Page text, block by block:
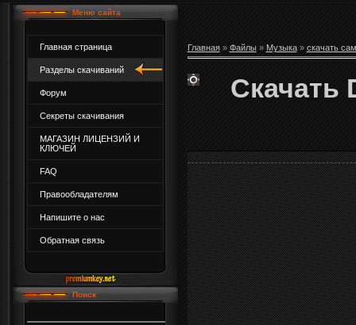
Меню сайта
Главная страница
Разделы скачиваний
Форум
Секреты скачивания
МАГАЗИН ЛИЦЕНЗИЙ И
КЛЮЧЕЙ
FAQ
Правообладателям
Напишите о нас
Обратная связь
Поиск
Главная» Файлы» Музыка» скачать
Скачать